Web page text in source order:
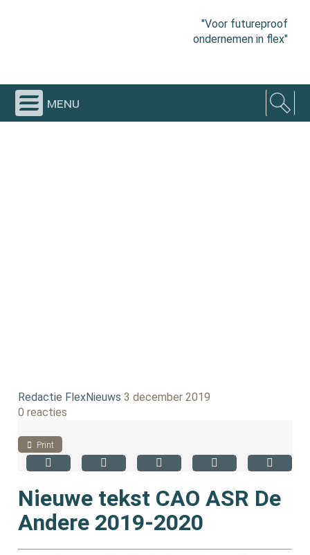
"Voor futureproof
ondernemen in flex"
menu
Redactie FlexNieuws 3 december 2019
0 reacties
Print
Nieuwe tekst CAO ASR De
Andere 2019-2020